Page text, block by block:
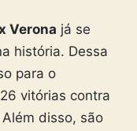
Verona já se
história. Dessa
para o
vitórias contra
Além disso, são